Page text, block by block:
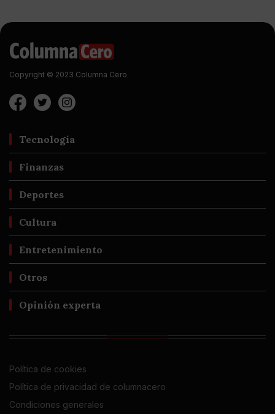
Copyright © 2023 Columna Cero
Tecnología
Finanzas
Deportes
Cultura
Entretenimiento
Otros
Opinión experta
Política de cookies
Política de privacidad de columnacero
Condiciones generales